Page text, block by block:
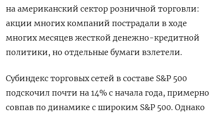
на американский сектор розничной торговли:
акции многих компаний пострадали в ходе
многих месяцев жесткой денежно-кредитной
политики, но отдельные бумаги взлетели.
Субиндекс торговых сетей в составе S&P 500
подскочил почти на 14% с начала года, примерно
совпав по динамике с широким S&P 500. Однако